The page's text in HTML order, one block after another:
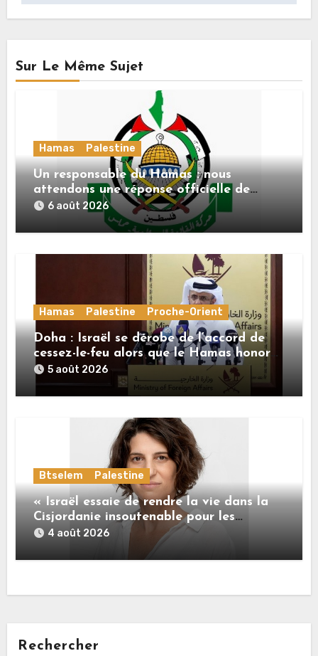
Sur Le Même Sujet
Hamas Palestine
Un responsable du Hamas : nous
attendons une réponse officielle de
Mladenov concernant la feuille de route
de la deuxième phase de l’accord
6 août 2026
Hamas Palestine Proche-Orient
Doha : Israël se dérobe de l’accord de
cessez-le-feu alors que le Hamas honore
ses engagements
5 août 2026
Btselem Palestine
« Israël essaie de rendre la vie dans la
Cisjordanie insoutenable pour les
Palestiniens. »
4 août 2026
Rechercher